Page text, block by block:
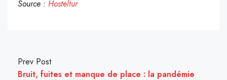
Source : Hosteltur
Prev Post
Bruit, fuites et manque de place : la pandémie